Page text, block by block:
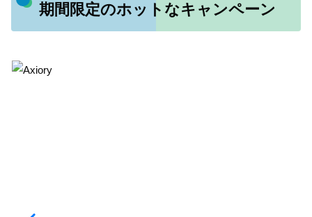
期間限定のホットなキャンペーン